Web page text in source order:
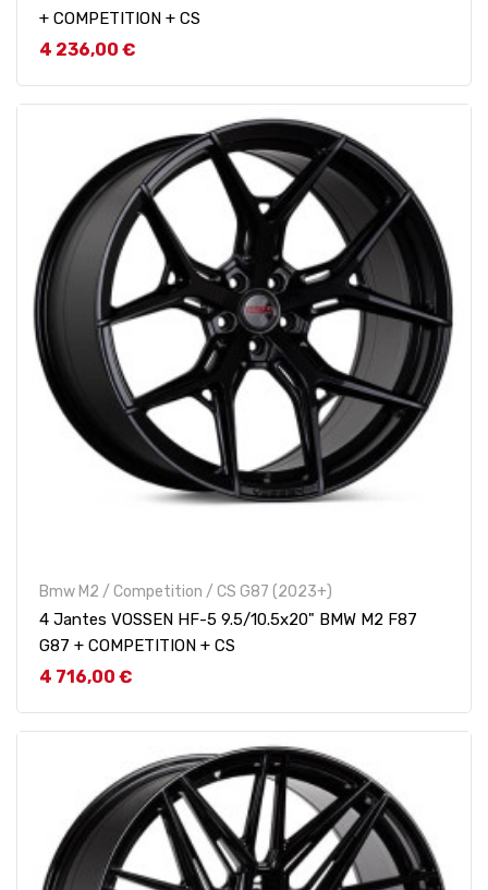
+ COMPETITION + CS
Prix
4 236,00 €
Bmw M2 / Competition / CS G87 (2023+)
4 Jantes VOSSEN HF-5 9.5/10.5x20" BMW M2 F87
G87 + COMPETITION + CS
Prix
4 716,00 €